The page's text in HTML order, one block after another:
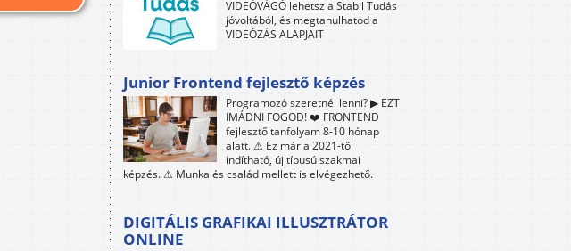
VIDEÓVÁGÓ lehetsz a Stabil Tudás
jóvoltából, és megtanulhatod a
VIDEÓZÁS ALAPJAIT
Junior Frontend fejlesztő képzés
Programozó szeretnél lenni? ▶ EZT
IMÁDNI FOGOD! ❤️ FRONTEND
fejlesztő tanfolyam 8-10 hónap
alatt. ⚠ Ez már a 2021-től
indítható, új típusú szakmai
képzés. ⚠ Munka és család mellett is elvégezhető.
DIGITÁLIS GRAFIKAI ILLUSZTRÁTOR
ONLINE